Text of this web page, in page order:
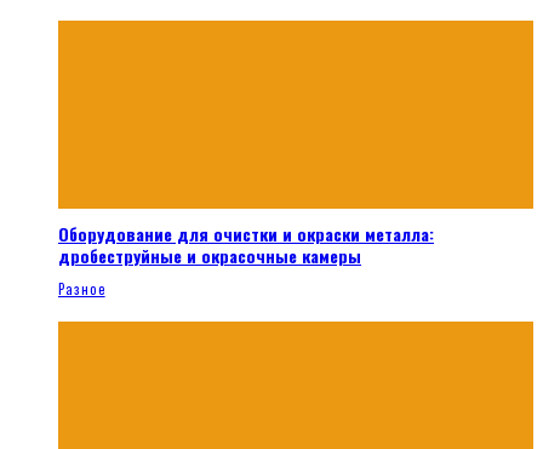
Оборудование для очистки и окраски металла:
дробеструйные и окрасочные камеры
Разное